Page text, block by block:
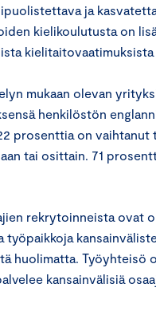
ja
kielikoulutusta on
kielitaitovaatimuksista
mukaan olevan
henkilöstön
prosenttia on vaihtanut
tai osittain. 71
rekrytoinneista ovat
työpaikkoja
huolimatta. Työyhteisö
kansainvälisiä